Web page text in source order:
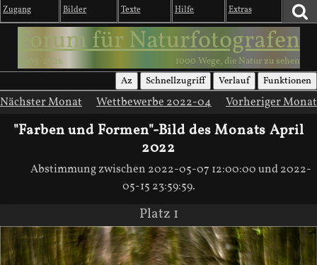
Zugang Bilder Texte Hilfe Extras
Forum für Naturfotografen
2003-2026 1000 Wege, die Natur zu sehen
Az Schnellzugriff Verlauf Funktionen
Nächster Monat Wettbewerbe 2022-04 Vorheriger Monat
"Farben und Formen"-Bild des Monats April
2022
Abstimmung zwischen 2022-05-07 12:00:00 und 2022-
05-15 23:59:59.
Platz 1